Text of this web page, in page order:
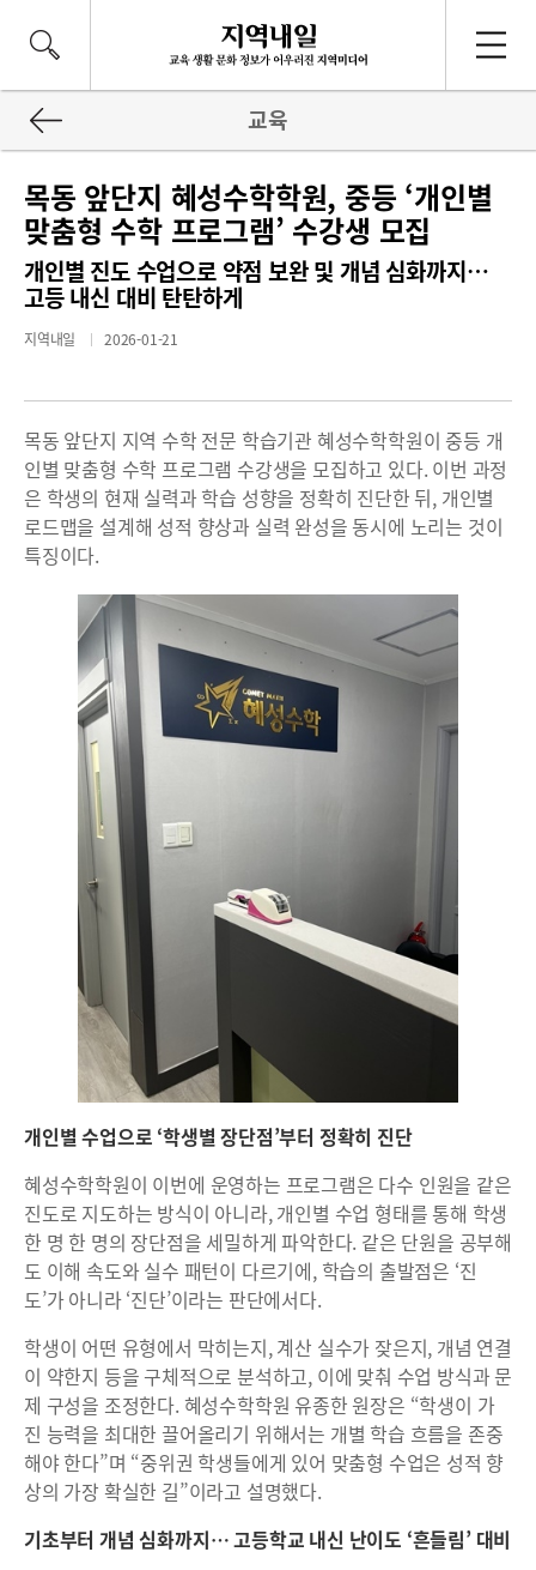
교육
목동 앞단지 혜성수학학원, 중등 ‘개인별
맞춤형 수학 프로그램’ 수강생 모집
개인별 진도 수업으로 약점 보완 및 개념 심화까지…
고등 내신 대비 탄탄하게
지역내일 2026-01-21
목동 앞단지 지역 수학 전문 학습기관 혜성수학학원이 중등 개
인별 맞춤형 수학 프로그램 수강생을 모집하고 있다. 이번 과정
은 학생의 현재 실력과 학습 성향을 정확히 진단한 뒤, 개인별
로드맵을 설계해 성적 향상과 실력 완성을 동시에 노리는 것이
특징이다.
개인별 수업으로 ‘학생별 장단점’부터 정확히 진단
혜성수학학원이 이번에 운영하는 프로그램은 다수 인원을 같은
진도로 지도하는 방식이 아니라, 개인별 수업 형태를 통해 학생
한 명 한 명의 장단점을 세밀하게 파악한다. 같은 단원을 공부해
도 이해 속도와 실수 패턴이 다르기에, 학습의 출발점은 ‘진
도’가 아니라 ‘진단’이라는 판단에서다.
학생이 어떤 유형에서 막히는지, 계산 실수가 잦은지, 개념 연결
이 약한지 등을 구체적으로 분석하고, 이에 맞춰 수업 방식과 문
제 구성을 조정한다. 혜성수학학원 유종한 원장은 “학생이 가
진 능력을 최대한 끌어올리기 위해서는 개별 학습 흐름을 존중
해야 한다”며 “중위권 학생들에게 있어 맞춤형 수업은 성적 향
상의 가장 확실한 길”이라고 설명했다.
기초부터 개념 심화까지… 고등학교 내신 난이도 ‘흔들림’ 대비